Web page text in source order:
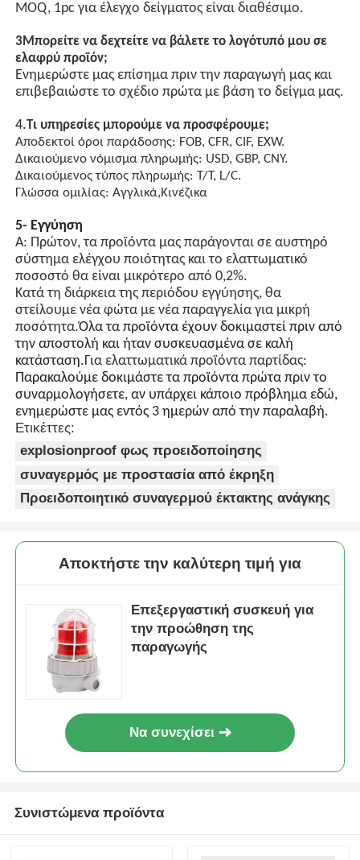
MOQ, 1pc για έλεγχο δείγματος είναι διαθέσιμο.
3Μπορείτε να δεχτείτε να βάλετε το λογότυπό μου σε
ελαφρύ προϊόν;
Ενημερώστε μας επίσημα πριν την παραγωγή μας και
επιβεβαιώστε το σχέδιο πρώτα με βάση το δείγμα μας.
4.Τι υπηρεσίες μπορούμε να προσφέρουμε;
Αποδεκτοί όροι παράδοσης: FOB, CFR, CIF, EXW.
Δικαιούμενο νόμισμα πληρωμής: USD, GBP, CNY.
Δικαιούμενος τύπος πληρωμής: T/T, L/C.
Γλώσσα ομιλίας: Αγγλικά,Κινέζικα
5- Εγγύηση
Α: Πρώτον, τα προϊόντα μας παράγονται σε αυστηρό
σύστημα ελέγχου ποιότητας και το ελαττωματικό
ποσοστό θα είναι μικρότερο από 0,2%.
Κατά τη διάρκεια της περιόδου εγγύησης, θα
στείλουμε νέα φώτα με νέα παραγγελία για μικρή
ποσότητα.Όλα τα προϊόντα έχουν δοκιμαστεί πριν από
την αποστολή και ήταν συσκευασμένα σε καλή
κατάσταση.Για ελαττωματικά προϊόντα παρτίδας:
Παρακαλούμε δοκιμάστε τα προϊόντα πρώτα πριν το
συναρμολογήσετε, αν υπάρχει κάποιο πρόβλημα εδώ,
ενημερώστε μας εντός 3 ημερών από την παραλαβή.
Ετικέττες:
explosionproof φως προειδοποίησης
συναγερμός με προστασία από έκρηξη
Προειδοποιητικό συναγερμού έκτακτης ανάγκης
Αποκτήστε την καλύτερη τιμή για
Επεξεργαστική συσκευή για
την προώθηση της
παραγωγής
Να συνεχίσει
Συνιστώμενα προϊόντα